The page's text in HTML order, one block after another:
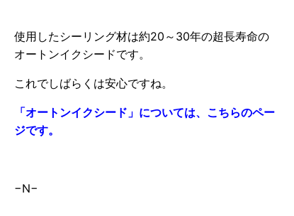
使用したシーリング材は約20～30年の超長寿命の
オートンイクシードです。
これでしばらくは安心ですね。
「オートンイクシード」については、こちらのペー
ジです。
−N−